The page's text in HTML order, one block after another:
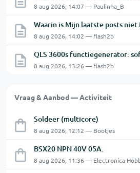
8 aug 2026, 14:07 — Paulinha_B
Waarin is Mijn laatste posts niet
8 aug 2026, 14:02 — flash2b
8 aug 2026, 13:26 — flash2b
Vraag & Aanbod — Activiteit
Soldeer (multicore)
8 aug 2026, 12:12 — Bootjes
BSX20 NPN 40V 05A.
8 aug 2026, 11:36 — Electronica